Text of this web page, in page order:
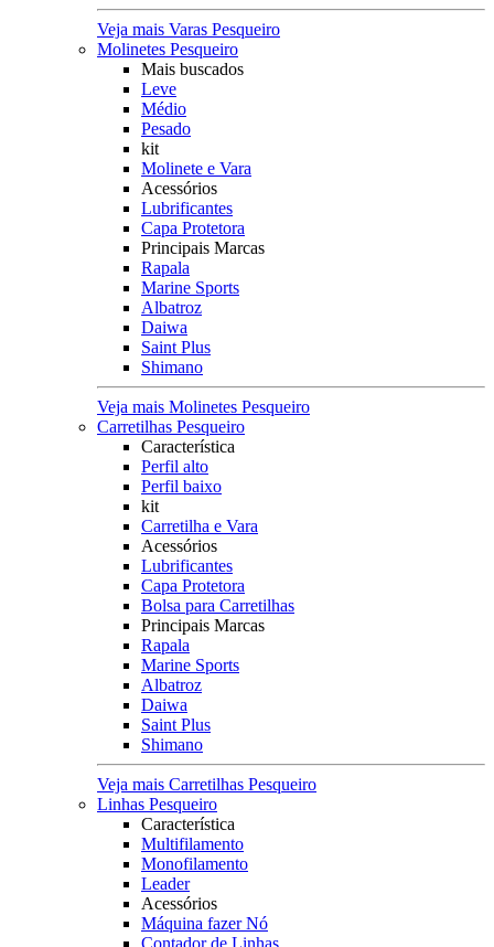
Veja mais Varas Pesqueiro
Molinetes Pesqueiro
Mais buscados
Leve
Médio
Pesado
kit
Molinete e Vara
Acessórios
Lubrificantes
Capa Protetora
Principais Marcas
Rapala
Marine Sports
Albatroz
Daiwa
Saint Plus
Shimano
Veja mais Molinetes Pesqueiro
Carretilhas Pesqueiro
Característica
Perfil alto
Perfil baixo
kit
Carretilha e Vara
Acessórios
Lubrificantes
Capa Protetora
Bolsa para Carretilhas
Principais Marcas
Rapala
Marine Sports
Albatroz
Daiwa
Saint Plus
Shimano
Veja mais Carretilhas Pesqueiro
Linhas Pesqueiro
Característica
Multifilamento
Monofilamento
Leader
Acessórios
Máquina fazer Nó
Contador de Linhas